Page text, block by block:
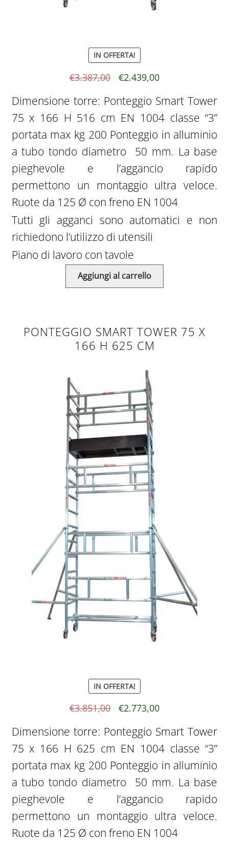
IN OFFERTA!
€3.387,00
originale
era:
€3.387,00.
€2.439,00Il
attuale
è:
€2.439,00.
Dimensione torre: Ponteggio Smart Tower
75 x 166 H 516 cm EN 1004 classe “3”
portata max kg 200 Ponteggio in alluminio
a tubo tondo diametro 50 mm. La base
pieghevole e l’aggancio rapido
permettono un montaggio ultra veloce.
Ruote da 125 Ø con freno EN 1004
Tutti gli agganci sono automatici e non
richiedono l’utilizzo di utensili
Piano di lavoro con tavole
Aggiungi al carrello
PONTEGGIO SMART TOWER 75 X
166 H 625 CM
IN OFFERTA!
€3.851,00
originale
era:
€3.851,00.
€2.773,00Il
attuale
è:
€2.773,00.
Dimensione torre: Ponteggio Smart Tower
75 x 166 H 625 cm EN 1004 classe “3”
portata max kg 200 Ponteggio in alluminio
a tubo tondo diametro 50 mm. La base
pieghevole e l’aggancio rapido
permettono un montaggio ultra veloce.
Ruote da 125 Ø con freno EN 1004